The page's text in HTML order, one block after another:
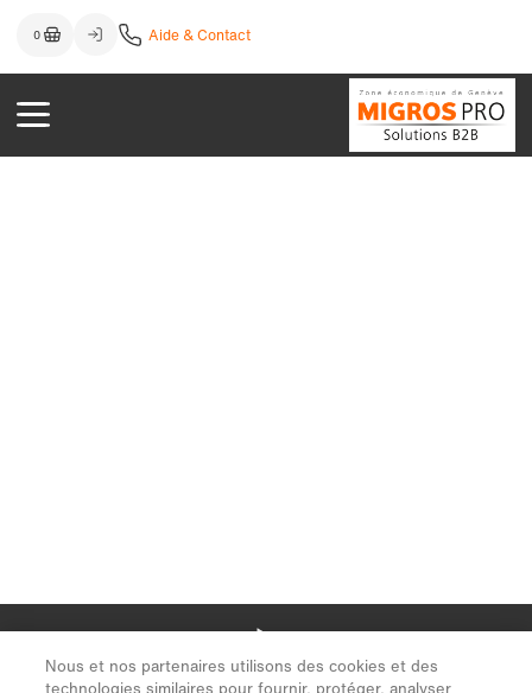
Nous et nos partenaires utilisons des cookies et des